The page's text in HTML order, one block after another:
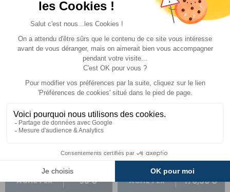
G.A.S.-plug « all in one »
Comparer
Réf : 333091 EN STOCK
ACHETER 98 €
Detecteur de monoxyde
de carbone
Comparer
ACHETER 170,50 €